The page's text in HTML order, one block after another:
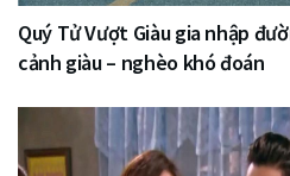
Quý Tử Vượt Giàu gia nhập
cảnh giàu – nghèo khó đoán